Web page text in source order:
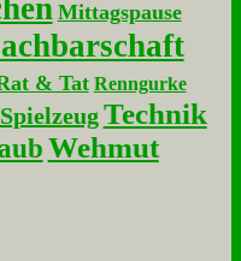
Mittagspause
& Tat Renngurke
Spielzeug Technik
Wehmut